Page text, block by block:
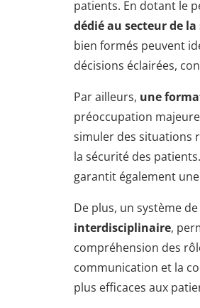
patients. En dotant le
dédié au secteur de
bien formés peuvent
décisions éclairées,
Par ailleurs, une
préoccupation
simuler des situations
la sécurité des
garantit également
De plus, un système
interdisciplinaire,
compréhension des
communication et la
plus efficaces aux